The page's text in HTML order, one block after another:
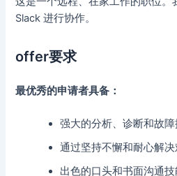
Slack 进行协作。
offer要求
最优秀的申请者具备：
强大的分析、诊断和故
通过坚持不懈和耐心解
出色的口头和书面沟通